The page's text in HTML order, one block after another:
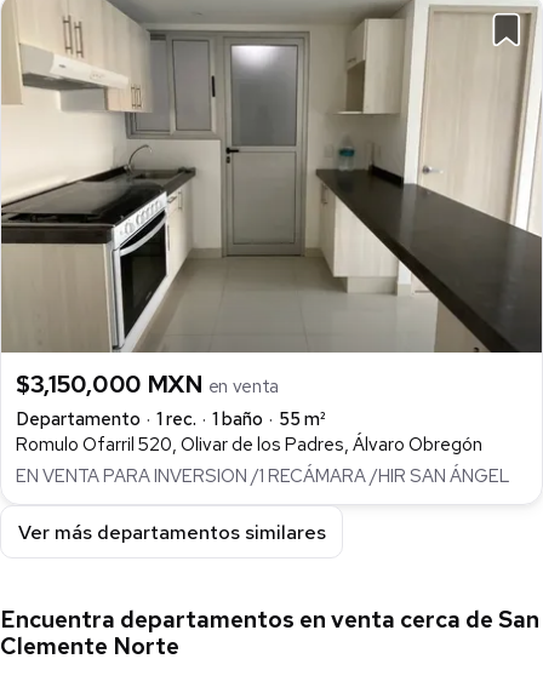
$3,150,000 MXN en venta
Departamento
1 rec. 1 baño
55 m²
Romulo Ofarril 520, Olivar de los Padres, Álvaro Obregón
EN VENTA PARA INVERSION /1 RECÁMARA /HIR SAN ÁNGEL
Ver más departamentos similares
Encuentra departamentos en venta cerca de San
Clemente Norte